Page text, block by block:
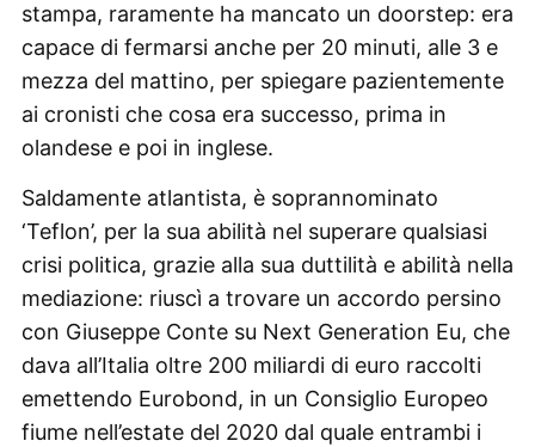
stampa, raramente ha mancato un doorstep: era
capace di fermarsi anche per 20 minuti, alle 3 e
mezza del mattino, per spiegare pazientemente
ai cronisti che cosa era successo, prima in
olandese e poi in inglese.
Saldamente atlantista, è soprannominato
‘Teflon’, per la sua abilità nel superare qualsiasi
crisi politica, grazie alla sua duttilità e abilità nella
mediazione: riuscì a trovare un accordo persino
con Giuseppe Conte su Next Generation Eu, che
dava all’Italia oltre 200 miliardi di euro raccolti
emettendo Eurobond, in un Consiglio Europeo
fiume nell’estate del 2020 dal quale entrambi i